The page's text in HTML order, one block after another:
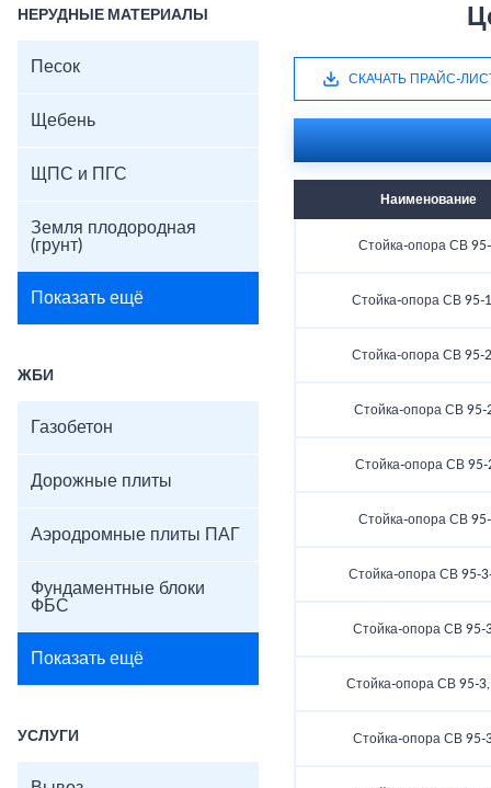
НЕРУДНЫЕ МАТЕРИАЛЫ
Песок
Щебень
ЩПС и ПГС
Земля плодородная
(грунт)
Показать ещё
ЖБИ
Газобетон
Дорожные плиты
Аэродромные плиты ПАГ
Фундаментные блоки
ФБС
Показать ещё
УСЛУГИ
СКАЧАТЬ ПРАЙС-
Наименование
Стойка-опора СВ
Стойка-опора СВ 95-
Стойка-опора СВ 95-
Стойка-опора СВ 95-
Стойка-опора СВ 95-
Стойка-опора СВ
Стойка-опора СВ 95-
Стойка-опора СВ 95-
Стойка-опора СВ 95-
Стойка-опора СВ 95-